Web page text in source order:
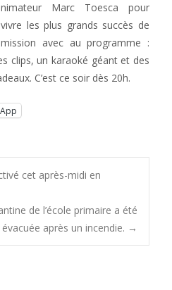
Marc Toesca pour
les plus grands succès de
avec au programme :
clips, un karaoké géant et des
C’est ce soir dès 20h.
cet après-midi en
de l’école primaire a été
évacuée après un incendie. →